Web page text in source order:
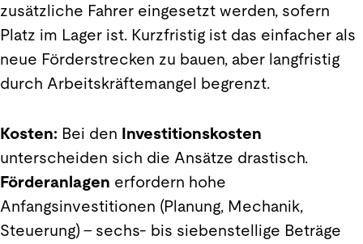
zusätzliche Fahrer eingesetzt werden, sofern
Platz im Lager ist. Kurzfristig ist das einfacher als
neue Förderstrecken zu bauen, aber langfristig
durch Arbeitskräftemangel begrenzt.
Kosten: Bei den Investitionskosten
unterscheiden sich die Ansätze drastisch.
Förderanlagen erfordern hohe
Anfangsinvestitionen (Planung, Mechanik,
Steuerung) – sechs- bis siebenstellige Beträge